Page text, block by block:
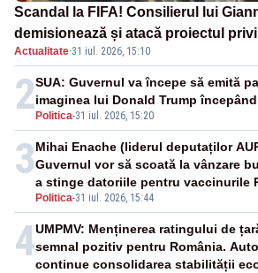
Scandal la FIFA! Consilierul lui
demisionează și atacă proiectul
străini
Actualitate·31 iul. 2026, 15:10
2 Politica-31 iul. 2026, 15:20
SUA: Guvernul va începe să emită
imaginea lui Donald Trump
3
Politica-31 iul. 2026, 15:44
Mihai Enache (liderul deputaților
Guvernul vor să scoată la vânzare
a stinge datoriile pentru vaccinurile
4UMPMV: Menținerea ratingului de
semnal pozitiv pentru România.
continue consolidarea stabilității